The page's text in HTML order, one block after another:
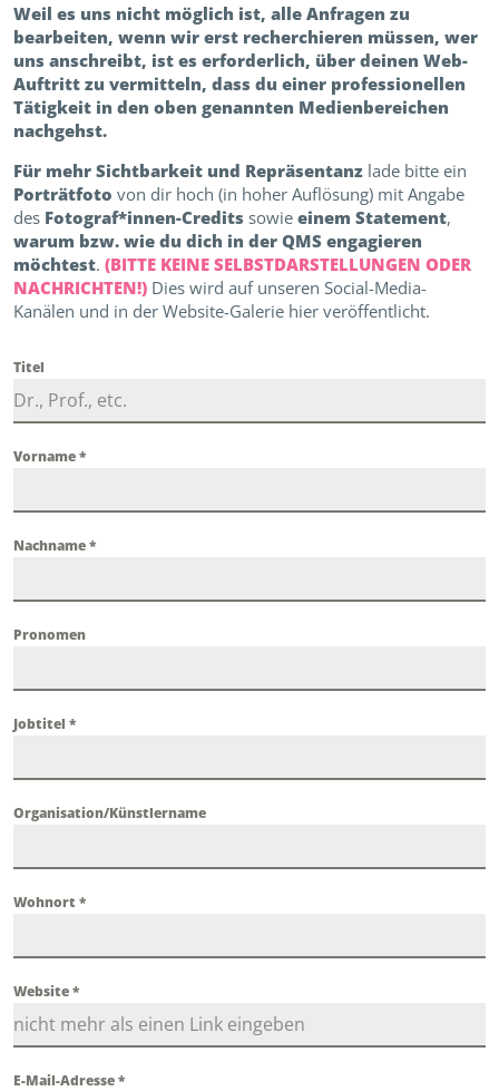
Weil es uns nicht möglich ist, alle Anfragen zu
bearbeiten, wenn wir erst recherchieren müssen, wer
uns anschreibt, ist es erforderlich, über deinen Web-
Auftritt zu vermitteln, dass du einer professionellen
Tätigkeit in den oben genannten Medienbereichen
nachgehst.
Für mehr Sichtbarkeit und Repräsentanz lade bitte ein
Porträtfoto von dir hoch (in hoher Auflösung) mit Angabe
des Fotograf*innen-Credits sowie einem Statement,
warum bzw. wie du dich in der QMS engagieren
möchtest. (BITTE KEINE SELBSTDARSTELLUNGEN ODER
NACHRICHTEN!) Dies wird auf unseren Social-Media-
Kanälen und in der Website-Galerie hier veröffentlicht.
Titel
Vorname*
Nachname*
Pronomen
Jobtitel *
Organisation/Künstlername
Wohnort *
Website*
E-Mail-Adresse*